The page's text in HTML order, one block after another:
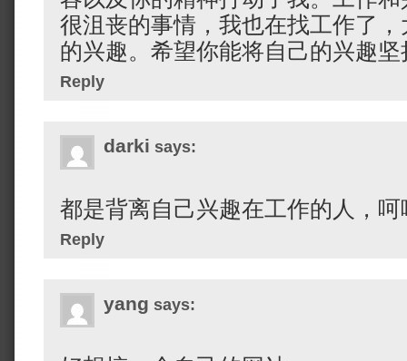
很沮丧的事情，我也在找工作了
的兴趣。希望你能将自己的兴趣
Reply
darki says:
都是背离自己兴趣在工作的人，
Reply
yang says: